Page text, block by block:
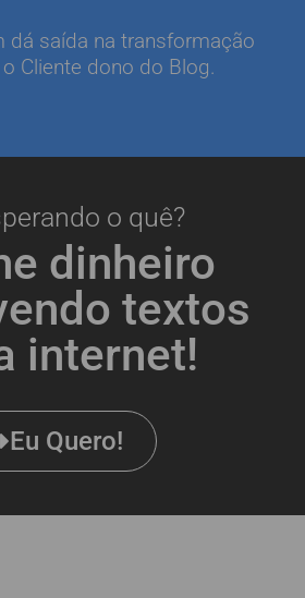
dá saída na transformação
Cliente dono do Blog.
o quê?
dinheiro
textos
internet!
Eu Quero!